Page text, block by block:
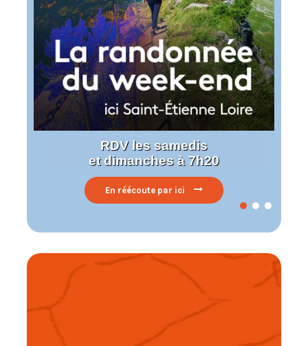
En réécoute par ici
RDV les samedis
et dimanches à 7h20